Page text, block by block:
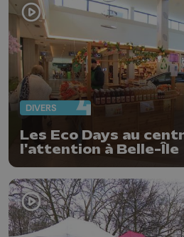
DIVERS
Les Eco Days au
l'attention à Belle-Île